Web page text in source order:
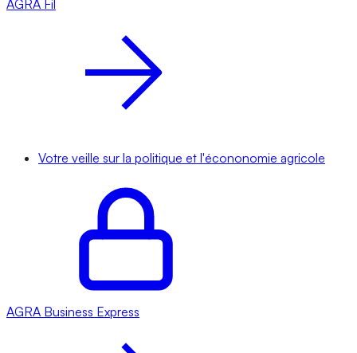
AGRA Fil
Votre veille sur la politique et l'écononomie agricole
AGRA Business Express